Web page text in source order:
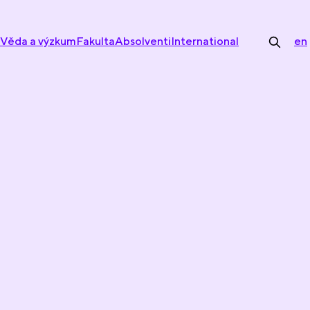
Věda a výzkumFakultaAbsolventiInternational en